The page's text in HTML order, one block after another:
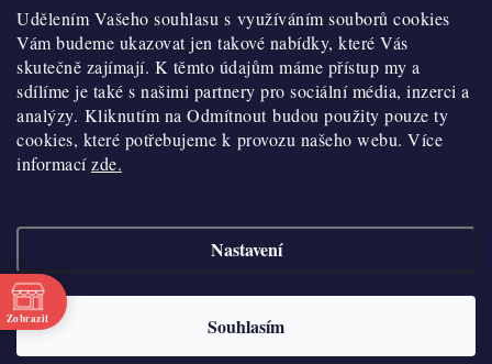
Udělením Vašeho souhlasu s využíváním souborů cookies
Vám budeme ukazovat jen takové nabídky, které Vás
skutečně zajímají. K těmto údajům máme přístup my a
sdílíme je také s našimi partnery pro sociální média, inzerci a
analýzy. Kliknutím na Odmítnout budou použity pouze ty
cookies, které potřebujeme k provozu našeho webu. Více
informacízde.
Nastavení
Souhlasím
Obchodní podmínky
Hodnocení obchodu
Blog
Moje objednávka
Historie
Kontakty
O nákupu
Reklamace a vratky
Výdejní místa
Velkoobchod
Doprava a platba
Vytvořil Shoptet
Copyright 2026
cookies
Zobrazit